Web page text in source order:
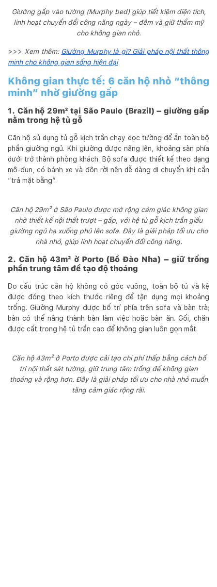
Giường gấp vào tường (Murphy bed) giúp tiết kiệm diện tích,
linh hoạt chuyển đổi công năng ngày – đêm và giữ thẩm mỹ
cho không gian nhỏ.
>>> Xem thêm: Giường Murphy là gì? Giải pháp nội thất thông
minh cho không gian sống hiện đại
Không gian thực tế: 6 căn hộ nhỏ “thông
minh” nhờ giường gấp
1. Căn hộ 29m² tại São Paulo (Brazil) – giường gấp
nằm trong hệ tủ gỗ
Căn hộ sử dụng tủ gỗ kịch trần chạy dọc tường để ẩn toàn bộ
phần giường ngủ. Khi giường được nâng lên, khoảng sàn phía
dưới trở thành phòng khách. Bộ sofa được thiết kế theo dạng
mô-đun, có bánh xe và đôn rời nên dễ dàng di chuyển khi cần
“trả mặt bằng”.
Căn hộ 29m² ở São Paulo được mở rộng cảm giác không gian
nhờ thiết kế nội thất trượt – gấp, với hệ tủ gỗ kịch trần giấu
giường ngủ hạ xuống phủ lên sofa. Đây là giải pháp tối ưu cho
nhà nhỏ, giúp linh hoạt chuyển đổi công năng.
2. Căn hộ 43m² ở Porto (Bồ Đào Nha) – giữ trống
phần trung tâm để tạo độ thoáng
Do cấu trúc căn hộ không có góc vuông, toàn bộ tủ và kệ
được đóng theo kích thước riêng để tận dụng mọi khoảng
trống. Giường Murphy được bố trí phía trên sofa và bàn trà;
bàn có thể nâng thành bàn làm việc hoặc bàn ăn. Gối, chăn
được cất trong hệ tủ trần cao để không gian luôn gọn mắt.
Căn hộ 43m² ở Porto được cải tạo chi phí thấp bằng cách bố
trí nội thất sát tường, giữ trung tâm trống để không gian
thoáng và rộng hơn. Đây là giải pháp tối ưu cho nhà nhỏ muốn
tăng cảm giác rộng rãi.